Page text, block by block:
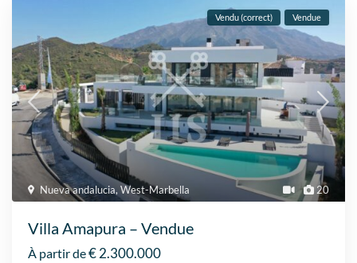
20
Nueva andalucia,West-Marbella
Vendu (correct) Vendue
Villa Amapura – Vendue
À partir de€ 2.300.000